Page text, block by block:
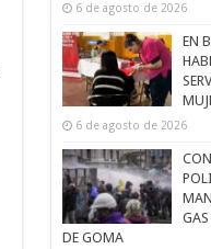
6 de agosto de 2026
EN
6 de agosto de 2026
DE GOMA